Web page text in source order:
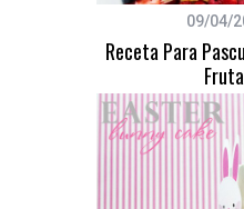
09/04/
Receta Para